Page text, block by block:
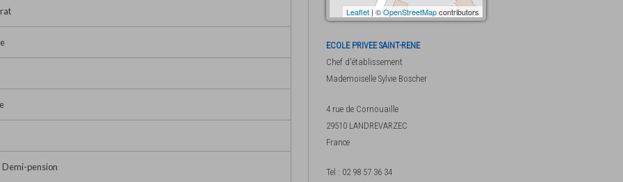
Demi-pension
Leaflet | ©OpenStreetMapcontributors
ECOLE PRIVEE SAINT-RENE
Chef d'établissement
Mademoiselle Sylvie Boscher
4 rue de Cornouaille
29510 LANDREVARZEC
France
Tel : 02 98 57 36 34